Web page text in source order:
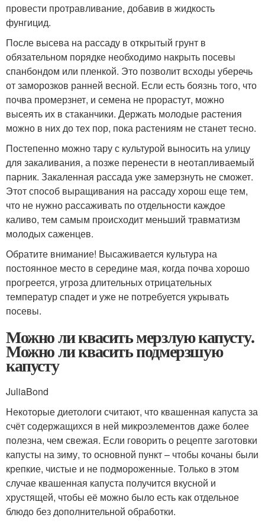
провести протравливание, добавив в жидкость
фунгицид.
После высева на рассаду в открытый грунт в
обязательном порядке необходимо накрыть посевы
спанбондом или пленкой. Это позволит всходы уберечь
от заморозков ранней весной. Если есть боязнь того, что
почва промерзнет, и семена не прорастут, можно
высеять их в стаканчики. Держать молодые растения
можно в них до тех пор, пока растениям не станет тесно.
Постепенно можно тару с культурой выносить на улицу
для закаливания, а позже перенести в неотапливаемый
парник. Закаленная рассада уже замерзнуть не сможет.
Этот способ выращивания на рассаду хорош еще тем,
что не нужно рассаживать по отдельности каждое
каливо, тем самым происходит меньший травматизм
молодых саженцев.
Обратите внимание! Высаживается культура на
постоянное место в середине мая, когда почва хорошо
прогреется, угроза длительных отрицательных
температур спадет и уже не потребуется укрывать
посевы.
Можно ли квасить мерзлую капусту.
Можно ли квасить подмерзшую
капусту
Julia­Bond
Некоторые диетологи считают, что квашенная капуста за
счёт содержащихся в ней микроэлементов даже более
полезна, чем свежая. Если говорить о рецепте заготовки
капусты на зиму, то основной пункт – чтобы кочаны были
крепкие, чистые и не подмороженные. Только в этом
случае квашенная капуста получится вкусной и
хрустящей, чтобы её можно было есть как отдельное
блюдо без дополнительной обработки.